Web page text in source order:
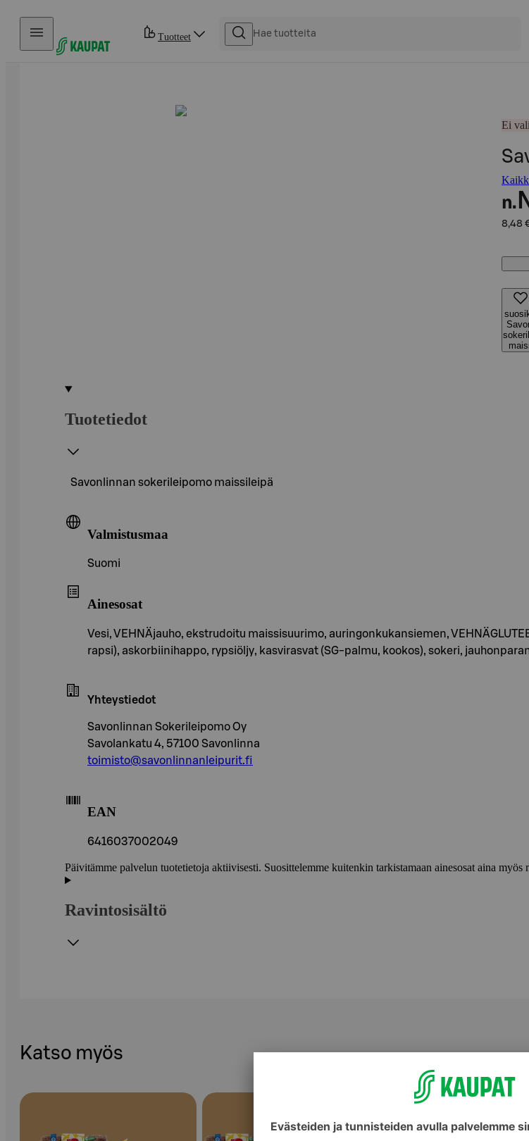
Hyppää sisältöön
Tuotteet
Ei
n.
8,48
Tuotetiedot
Savonlinnan sokerileipomo maissileipä
Valmistusmaa
Suomi
Ainesosat
Vesi, VEHNÄjauho, ekstrudoitu maissisuurimo, auringonkukansiemen,
rapsi), askorbiinihappo, rypsiöljy, kasvirasvat (SG-palmu, kookos), sokeri,
Yhteystiedot
Savonlinnan Sokerileipomo Oy
Savolankatu 4, 57100 Savonlinna
toimisto@savonlinnanleipurit.fi
EAN
6416037002049
Päivitämme palvelun tuotetietoja aktiivisesti. Suosittelemme kuitenkin tarkistamaan ainesosat aina myös
Ravintosisältö
Katso myös